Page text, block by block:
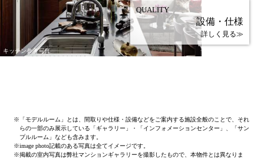
QUALITY
設備・仕様
詳しく見る≫
キッチン参考写真
※
「モデルルーム」とは、間取りや仕様・設備などをご案内する施設全般のことで、それ
らの一部のみ展示している「ギャラリー」・「インフォメーションセンター」、「サン
プルルーム」なども含みます。
※image photo記載のある写真は全てイメージです。
※掲載の室内写真は弊社マンションギャラリーを撮影したもので、本物件とは異なりま